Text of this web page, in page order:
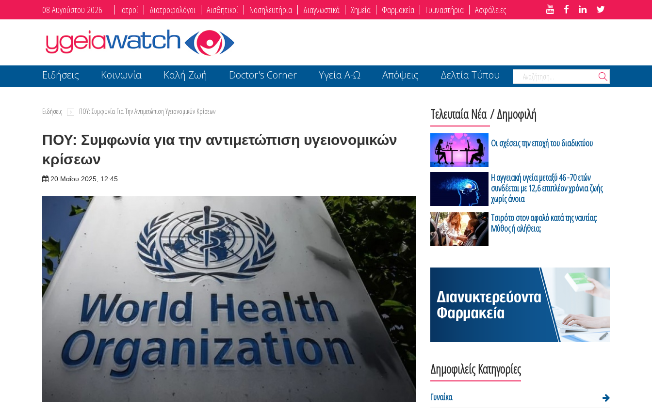
08 Αυγούστου 2026 Ιατροί Διατροφολόγοι Αισθητικοί Νοσηλευτήρια Διαγνωστικά Χημεία Φαρμακεία Γυμναστήρια Ασφάλειες
Ειδήσεις Κοινωνία Καλή Ζωή Doctor's Corner Υγεία Α-Ω Απόψεις Δελτία Τύπου
Ειδήσεις ΠΟΥ: Συμφωνία Για Την Αντιμετώπιση Υγειονομικών Κρίσεων
ΠΟΥ: Συμφωνία για την αντιμετώπιση υγειονομικών
κρίσεων
20 Μαΐου 2025, 12:45
Τελευταία Νέα / Δημοφιλή
Οι σχέσεις την εποχή του διαδικτύου
H αγγειακή υγεία μεταξύ 46 -70 ετών
συνδέεται με 12,6 επιπλέον χρόνια ζωής
χωρίς άνοια
Τσιρότο στον αφαλό κατά της ναυτίας:
Μύθος ή αλήθεια;
Δημοφιλείς Κατηγορίες
Γυναίκα